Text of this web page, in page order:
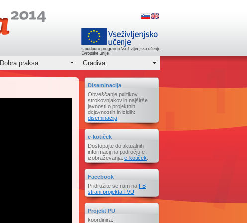
Dobra praksa Gradiva
Diseminacija
Obveščanje politikov,
strokovnjakov in najširše
javnosti o projektnih
dejavnostih in izidih:
diseminacija
e-kotiček
Dostopajte do aktualnih
informacij na področju e-
izobraževanja: e-kotiček
Facebook
Pridružite se nam na FB
strani projekta TVU
Projekt PU
koordinira: